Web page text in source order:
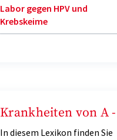
Labor gegen HPV und
Krebskeime
Krankheiten von A
In diesem Lexikon finden Sie